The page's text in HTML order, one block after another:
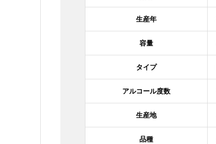
生産年
容量
タイプ
アルコール度数
生産地
品種